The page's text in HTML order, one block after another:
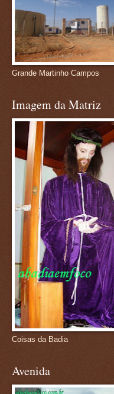
Grande Martinho Campos
Imagem da Matriz
Coisas da Badia
Avenida